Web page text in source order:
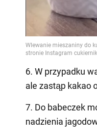
6. W przypadku
ale zastąp kakao
7. Do babeczek
nadzienia